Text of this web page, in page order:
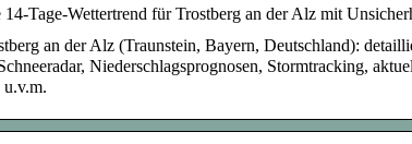
Tage-Wettertrend für Trostberg an der Alz mit
an der Alz (Traunstein, Bayern, Deutschland):
Niederschlagsprognosen, Stormtracking,
u.v.m.